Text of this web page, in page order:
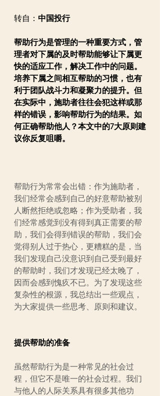
转自： 中国投行
帮助行为是管理的一种重要方式，管
理者对下属的及时帮助能够让下属更
快的适应工作，解决工作中的问题。
培养下属之间相互帮助的习惯，也有
利于团队战斗力和凝聚力的提升。但
在实际中，施助者往往会犯这样或那
样的错误，影响帮助行为的结果。如
何正确帮助他人？本文中的7大原则建
议你反复咀嚼。
帮助行为常常会出错：作为施助者，
我们经常会感到自己的好意帮助被别
人断然拒绝或忽略；作为受助者，我
们经常感觉到没有得到真正需要的帮
助，我们会得到错误的帮助，我们会
觉得别人过于热心，更糟糕的是，当
我们发现自己没意识到自己受到最好
的帮助时，我们才发现已经太晚了，
因而会感到愧疚不已。为了发现这些
复杂性的根源，我总结出一些观点，
为大家提供一些思考、原则和建议。
提供帮助的准备
虽然帮助行为是一种常见的社会过
程，但它不是唯一的社会过程。我们
与他人的人际关系具有很多其他功